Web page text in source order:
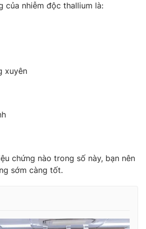
của nhiễm độc thallium là:
xuyên
chứng nào trong số này, bạn nên
sớm càng tốt.